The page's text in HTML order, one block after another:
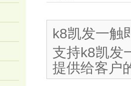
k8凯发一触
支持k8凯发
提供给客户